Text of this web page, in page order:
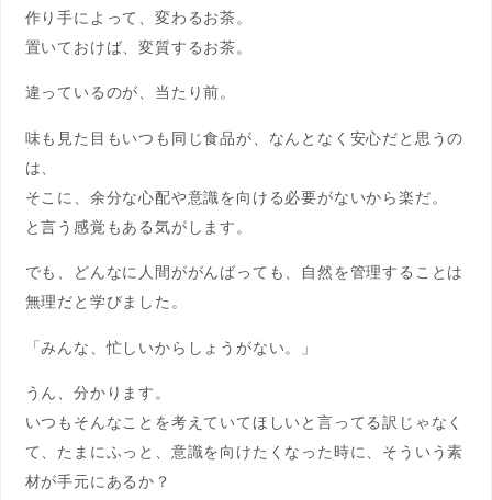
作り手によって、変わるお茶。
置いておけば、変質するお茶。
違っているのが、当たり前。
味も見た目もいつも同じ食品が、なんとなく安心だと思うの
は、
そこに、余分な心配や意識を向ける必要がないから楽だ。
と言う感覚もある気がします。
でも、どんなに人間ががんばっても、自然を管理することは
無理だと学びました。
「みんな、忙しいからしょうがない。」
うん、分かります。
いつもそんなことを考えていてほしいと言ってる訳じゃなく
て、たまにふっと、意識を向けたくなった時に、そういう素
材が手元にあるか？